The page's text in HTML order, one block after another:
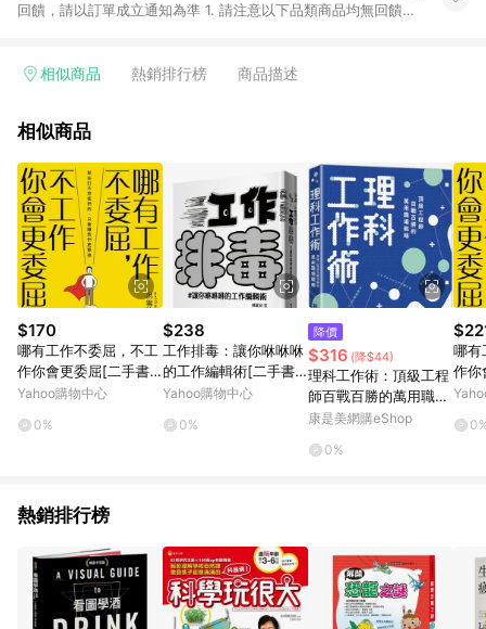
回饋，請以訂單成立通知為準 1. 請注意以下品類商品均無回饋：
電玩/遊戲/相機/單眼/鏡頭/拍立得 [2024/6/1起適用] -內接硬
的購回饋活動享Yahoo超贈點回饋者 - 購物中心商店之商品：商
3. 訂單回饋金額將扣除運費/購物金/超贈點/福利金/紅利折抵/折
價券等虛擬貨幣折抵 4. 大宗採購或批發轉賣不具回饋資格： 如
有相關事證認定您為大宗採購、批發轉賣而非最終消費使用者，
相關認定以Yahoo購物中心之認定為準
相似商品 熱銷排行榜 商品描述
相似商品
$170
哪有工作不委屈，不工
作你會更委屈[二手書_
良好]
Yahoo購物中心
0%
$238
工作排毒：讓你咻咻咻
的工作編輯術[二手書_
良好]
Yahoo購物中心
0%
降價
$316 (降$44)
理科工作術：頂級工程
師百戰百勝的萬用職場
戰略
康是美網購eShop
0%
哪有
作你
良好]
熱銷排行榜